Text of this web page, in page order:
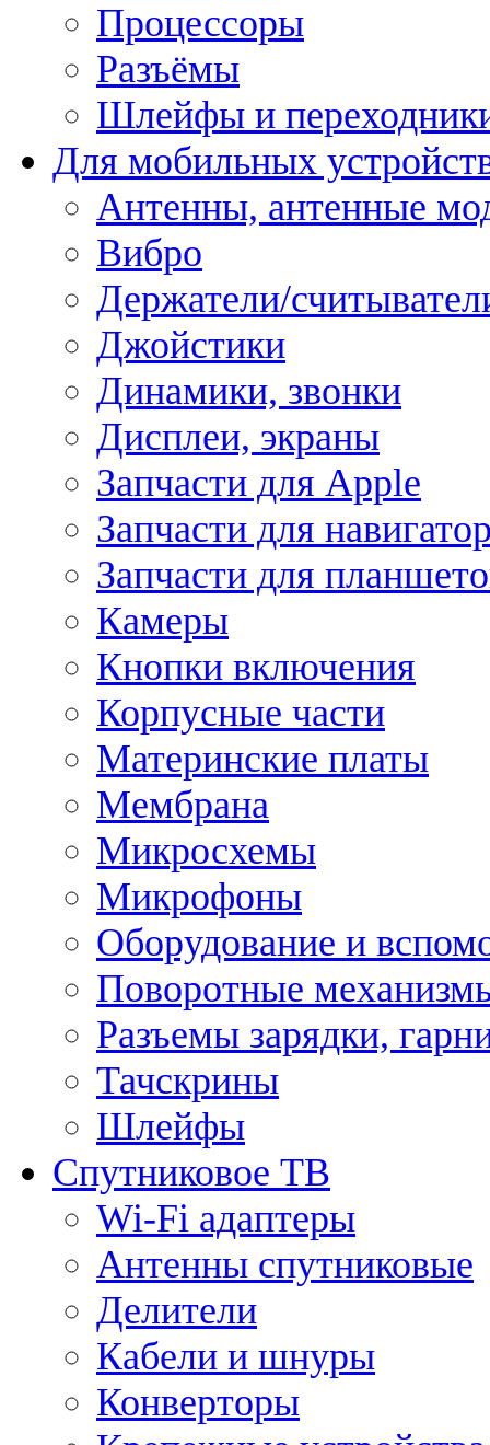
Процессоры
Разъёмы
Шлейфы и
Для мобильных
Антенны, антенные
Вибро
Держатели/
Джойстики
Динамики, звонки
Дисплеи, экраны
Запчасти для Apple
Запчасти для
Запчасти для
Камеры
Кнопки включения
Корпусные части
Материнские платы
Мембрана
Микросхемы
Микрофоны
Оборудование и
Поворотные
Разъемы зарядки,
Тачскрины
Шлейфы
Спутниковое ТВ
Wi-Fi адаптеры
Антенны спутниковые
Делители
Кабели и шнуры
Конверторы